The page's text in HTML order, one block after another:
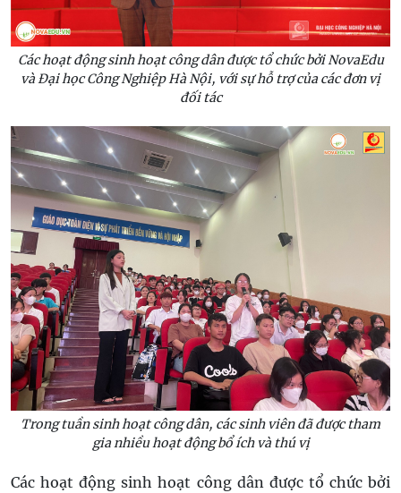
Các hoạt động sinh hoạt công dân được tổ chức bởi NovaEdu
và Đại học Công Nghiệp Hà Nội, với sự hỗ trợ của các đơn vị
đối tác
Trong tuần sinh hoạt công dân, các sinh viên đã được tham
gia nhiều hoạt động bổ ích và thú vị
Các hoạt động sinh hoạt công dân được tổ chức bởi